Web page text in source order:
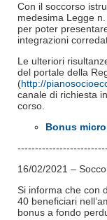
Con il soccorso
medesima Legge
per poter
integrazioni
Le ulteriori
del portale della
(http://
canale di richiesta
corso.
Bonus
16/02/2021 –
Si informa che con
40 beneficiari​
bonus a fondo